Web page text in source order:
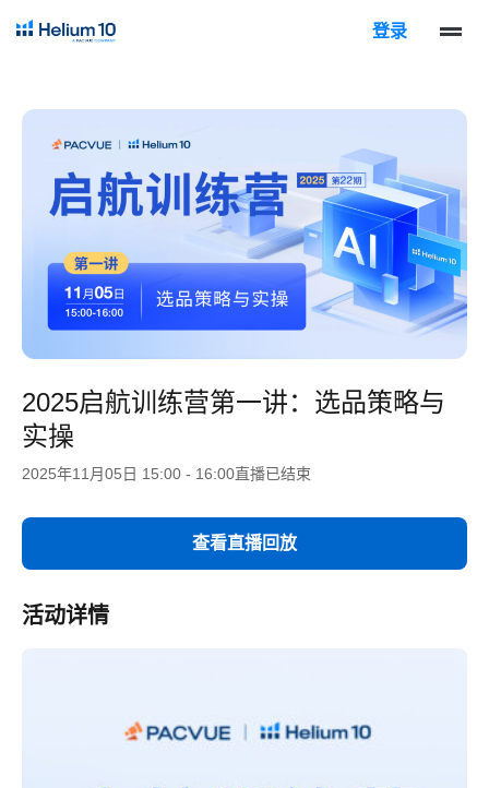
登录
2025启航训练营第一讲：选品策略与
实操
2025年11月05日 15:00 - 16:00直播已结束
查看直播回放
活动详情